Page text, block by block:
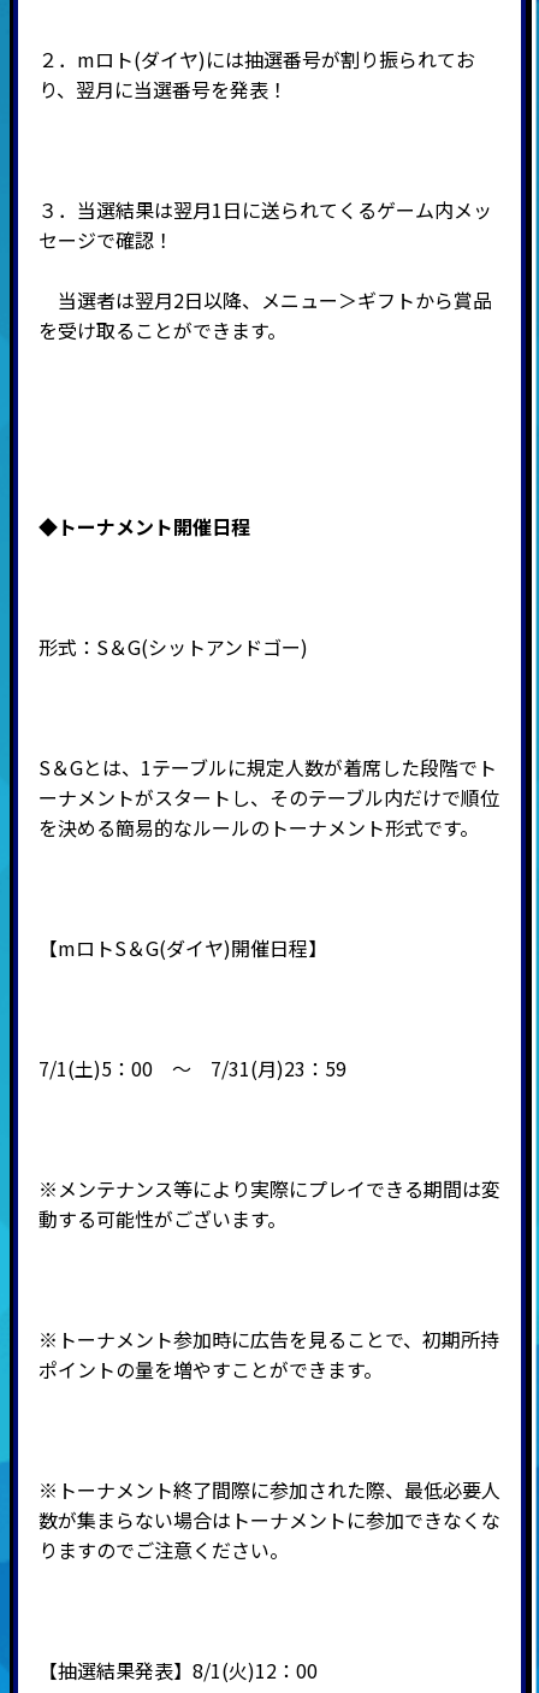
２．mロト(ダイヤ)には抽選番号が割り振られてお
り、翌月に当選番号を発表！
３．当選結果は翌月1日に送られてくるゲーム内メッ
セージで確認！
当選者は翌月2日以降、メニュー＞ギフトから賞品
を受け取ることができます。
◆トーナメント開催日程
形式： S＆G(シットアンドゴー)
S＆Gとは、1テーブルに規定人数が着席した段階でト
ーナメントがスタートし、そのテーブル内だけで順位
を決める簡易的なルールのトーナメント形式です。
【mロトS＆G(ダイヤ)開催日程】
7/1(土)5：00 ～ 7/31(月)23：59
※メンテナンス等により実際にプレイできる期間は変
動する可能性がございます。
※ トーナメント参加時に広告を見ることで、初期所持
ポイントの量を増やすことができます。
※トーナメント終了間際に参加された際、最低必要人
数が集まらない場合はトーナメントに参加できなくな
りますのでご注意ください。
【抽選結果発表】8/1(火)12：00